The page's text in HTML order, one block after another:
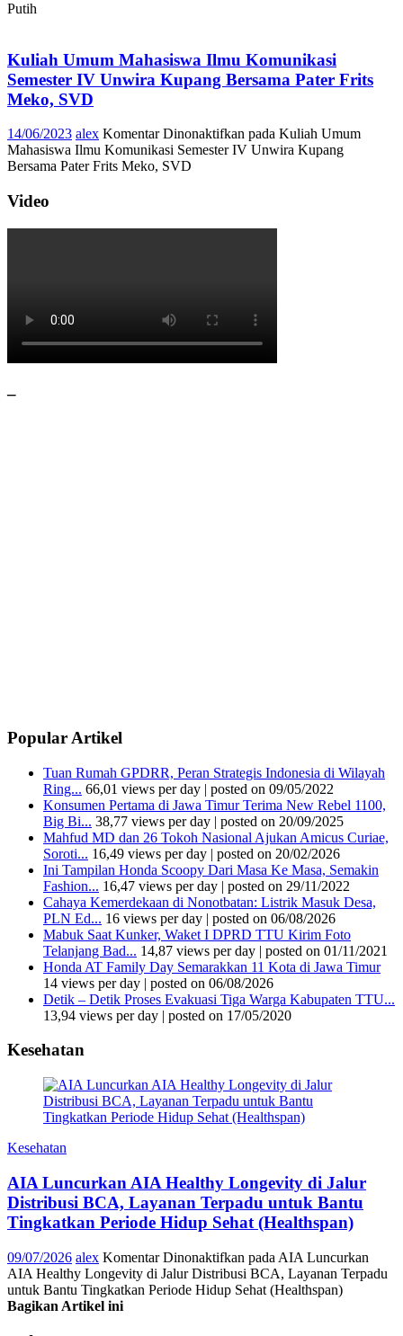
Putih
Kuliah Umum Mahasiswa Ilmu Komunikasi
Semester IV Unwira Kupang Bersama Pater Frits
Meko, SVD
14/06/2023 alex Komentar Dinonaktifkan pada Kuliah Umum
Mahasiswa Ilmu Komunikasi Semester IV Unwira Kupang
Bersama Pater Frits Meko, SVD
Video
–
Popular Artikel
Tuan Rumah GPDRR, Peran Strategis Indonesia di Wilayah
Ring... 66,01 views per day | posted on 09/05/2022
Konsumen Pertama di Jawa Timur Terima New Rebel 1100,
Big Bi... 38,77 views per day | posted on 20/09/2025
Mahfud MD dan 26 Tokoh Nasional Ajukan Amicus Curiae,
Soroti... 16,49 views per day | posted on 20/02/2026
Ini Tampilan Honda Scoopy Dari Masa Ke Masa, Semakin
Fashion... 16,47 views per day | posted on 29/11/2022
Cahaya Kemerdekaan di Nonotbatan: Listrik Masuk Desa,
PLN Ed... 16 views per day | posted on 06/08/2026
Mabuk Saat Kunker, Waket I DPRD TTU Kirim Foto
Telanjang Bad... 14,87 views per day | posted on 01/11/2021
Honda AT Family Day Semarakkan 11 Kota di Jawa Timur
14 views per day | posted on 06/08/2026
Detik – Detik Proses Evakuasi Tiga Warga Kabupaten TTU...
13,94 views per day | posted on 17/05/2020
Kesehatan
Kesehatan
AIA Luncurkan AIA Healthy Longevity di Jalur
Distribusi BCA, Layanan Terpadu untuk Bantu
Tingkatkan Periode Hidup Sehat (Healthspan)
09/07/2026 alex Komentar Dinonaktifkan pada AIA Luncurkan
AIA Healthy Longevity di Jalur Distribusi BCA, Layanan Terpadu
untuk Bantu Tingkatkan Periode Hidup Sehat (Healthspan)
Bagikan Artikel ini